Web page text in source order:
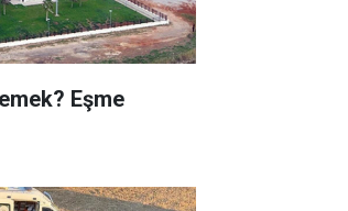
Eşme